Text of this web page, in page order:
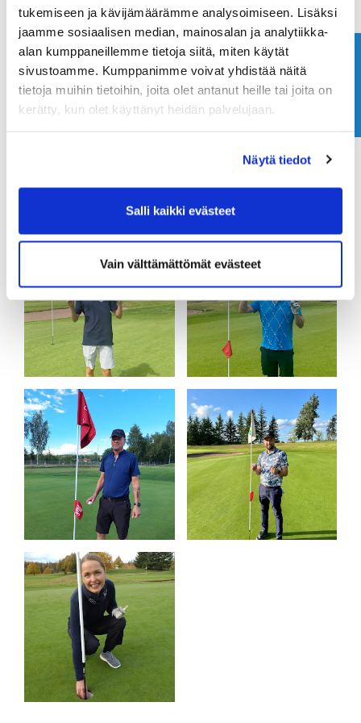
tukemiseen ja kävijämäärämme analysoimiseen. Lisäksi
jaamme sosiaalisen median, mainosalan ja analytiikka-
alan kumppaneillemme tietoja siitä, miten käytät
sivustoamme. Kumppanimme voivat yhdistää näitä
tietoja muihin tietoihin, joita olet antanut heille tai joita on
kerätty, kun olet käyttänyt heidän palvelujaan.
Näytä tiedot
Salli kaikki evästeet
Vain välttämättömät evästeet